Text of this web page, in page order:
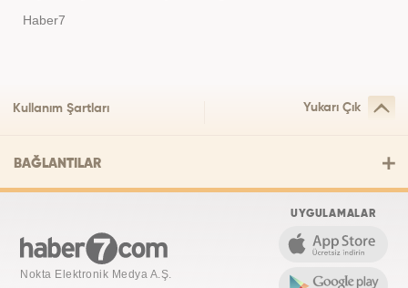
Haber7
Kullanım Şartları Yukarı Çık
BAĞLANTILAR
Nokta Elektronik Medya A.Ş.
UYGULAMALAR